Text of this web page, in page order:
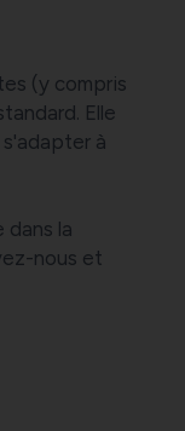
(y compris
Elle
à
dans la
nous et